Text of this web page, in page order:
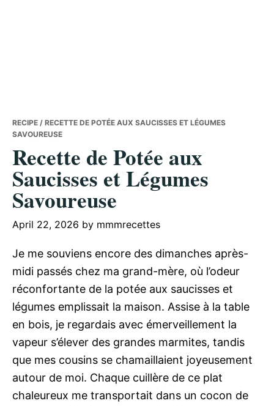
RECIPE / RECETTE DE POTÉE AUX SAUCISSES ET LÉGUMES
SAVOUREUSE
Recette de Potée aux
Saucisses et Légumes
Savoureuse
April 22, 2026 by mmmrecettes
Je me souviens encore des dimanches après-
midi passés chez ma grand-mère, où l’odeur
réconfortante de la potée aux saucisses et
légumes emplissait la maison. Assise à la table
en bois, je regardais avec émerveillement la
vapeur s’élever des grandes marmites, tandis
que mes cousins se chamaillaient joyeusement
autour de moi. Chaque cuillère de ce plat
chaleureux me transportait dans un cocon de